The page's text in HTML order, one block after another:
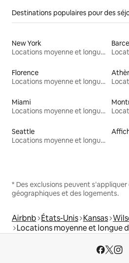
Destinations populaires pour des
New York
Locations moyenne et longue durée
Florence
Locations moyenne et longue durée
Miami
Locations moyenne et longue durée
Seattle
Locations moyenne et longue durée
* Des exclusions peuvent
géographiques et des logements.
Airbnb États-Unis Kansas
Locations moyenne et longue